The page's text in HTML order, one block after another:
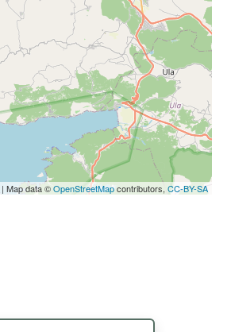
| Map data ©OpenStreetMapcontributors, CC-BY-SA